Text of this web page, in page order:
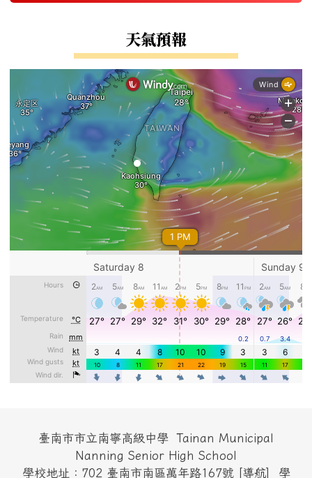
天氣預報
頁尾區域內容
臺南市市立南寧高級中學 Tainan Municipal
Nanning Senior High School
學校地址：702 臺南市南區萬年路167號 [導航] 學